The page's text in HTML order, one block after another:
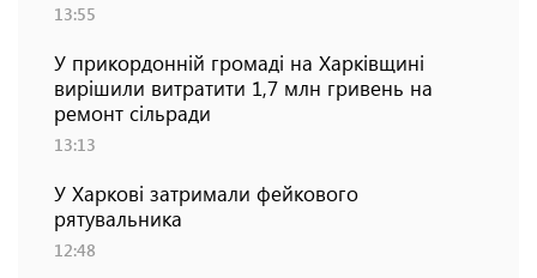
13:55
У прикордонній громаді на Харківщині
вирішили витратити 1,7 млн гривень на
ремонт сільради
13:13
У Харкові затримали фейкового
рятувальника
12:48